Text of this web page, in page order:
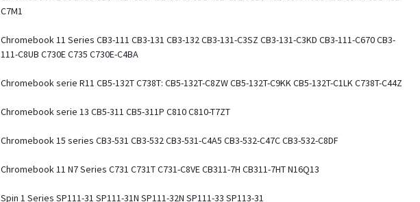
C7M1
Chromebook 11 Series CB3-111 CB3-131 CB3-132 CB3-131-C3SZ CB3-131-C3KD CB3-111-C670 CB3-
111-C8UB C730E C735 C730E-C4BA
Chromebook serie R11 CB5-132T C738T: CB5-132T-C8ZW CB5-132T-C9KK CB5-132T-C1LK C738T-C44Z
Chromebook serie 13 CB5-311 CB5-311P C810 C810-T7ZT
Chromebook 15 series CB3-531 CB3-532 CB3-531-C4A5 CB3-532-C47C CB3-532-C8DF
Chromebook 11 N7 Series C731 C731T C731-C8VE CB311-7H CB311-7HT N16Q13
Spin 1 Series SP111-31 SP111-31N SP111-32N SP111-33 SP113-31